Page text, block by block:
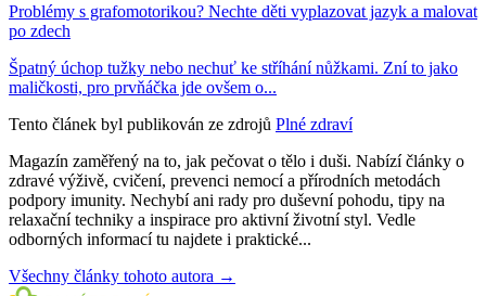
Problémy s grafomotorikou? Nechte děti vyplazovat jazyk a malovat
po zdech
Špatný úchop tužky nebo nechuť ke stříhání nůžkami. Zní to jako
maličkosti, pro prvňáčka jde ovšem o...
Tento článek byl publikován ze zdrojů Plné zdraví
Magazín zaměřený na to, jak pečovat o tělo i duši. Nabízí články o
zdravé výživě, cvičení, prevenci nemocí a přírodních metodách
podpory imunity. Nechybí ani rady pro duševní pohodu, tipy na
relaxační techniky a inspirace pro aktivní životní styl. Vedle
odborných informací tu najdete i praktické...
Všechny články tohoto autora →